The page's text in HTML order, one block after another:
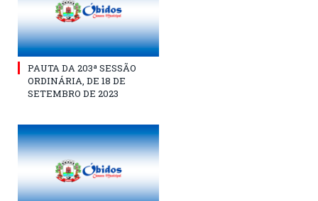
PAUTA DA 203ª SESSÃO
ORDINÁRIA, DE 18 DE
SETEMBRO DE 2023